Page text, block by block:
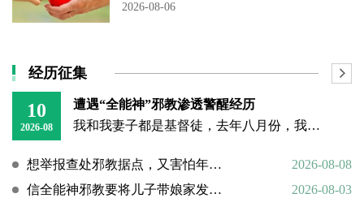
2026-08-06
经历征集
10
2026-08
遭遇“全能神”邪教渗透警醒经历
我和我妻子都是基督徒，去年八月份，我和妻子不再在大的教堂聚会，改成在家自己聚会没多久，就遇到了邪教“全能神”的人上门渗透，还好我们及时识破、没有中招。 当时有个
想举报查处邪教据点，又害怕年迈的父母心理难以承受
2026-08-08
信全能神邪教要将儿子带娘家发展成信徒
2026-08-03